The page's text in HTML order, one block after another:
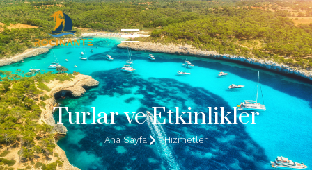
Turlar ve Etkinlikler
Ana Sayfa Hizmetler